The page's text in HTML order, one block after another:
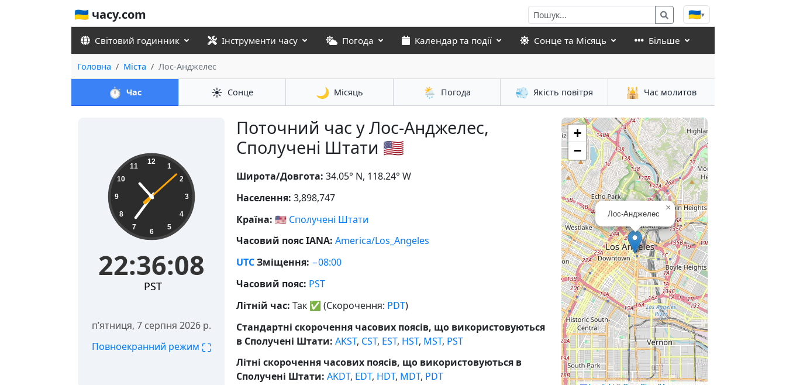
🇺🇦 часу.com 🇺🇦▾
Світовий годинник Інструменти часу Погода Календар та події Сонце та Місяць Більше
Головна Міста Лос-Анджелес
⏱️ Час ☀️ Сонце 🌙 Місяць 🌦️ Погода 💨 Якість повітря 🕌 Час молитов
Поточний час у Лос-Анджелес,
Сполучені Штати 🇺🇸
22:36:08 12
1
2
3
4
5
6
7
8
9
10
11
22:36:08
PST
пʼятниця, 7 серпня 2026 р.
Повноекранний режим ⛶
Широта/Довгота: 34.05° N, 118.24° W
Населення: 3,898,747
Країна: 🇺🇸 Сполучені Штати
Часовий пояс IANA: America/Los_Angeles
UTCЗміщення: −08:00
Часовий пояс: PST
Літній час: Так ✅ (Скорочення: PDT)
Стандартні скорочення часових поясів, що використовуються
в Сполучені Штати: AKST, CST, EST, HST, MST, PST
Літні скорочення часових поясів, що використовуються в
Сполучені Штати: AKDT, EDT, HDT, MDT, PDT
Лос-Анджелес
×
+
−